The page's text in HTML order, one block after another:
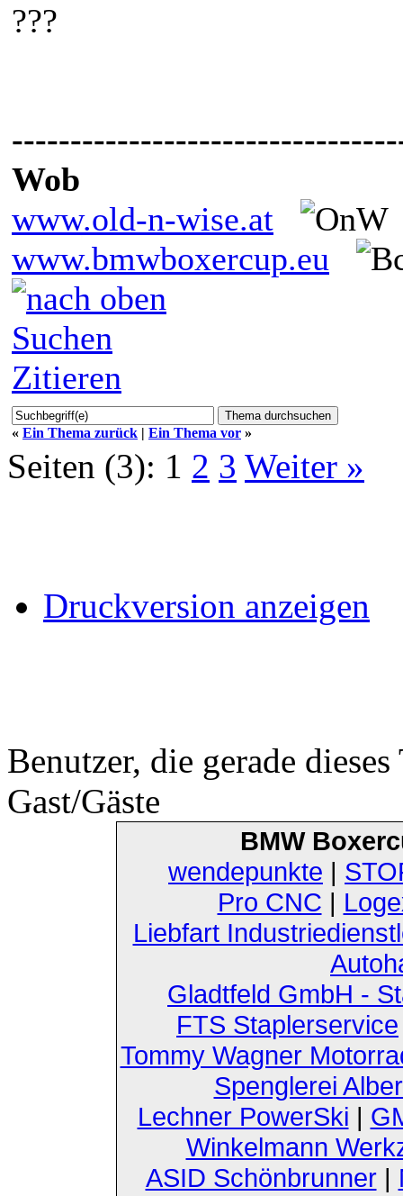
???
Wob
www.old-n-wise.at
www.bmwboxercup.eu
Suchen
Zitieren
« Ein Thema zurück | Ein Thema vor »
Seiten (3): 1 2 3 Weiter »
Druckversion anzeigen
Benutzer, die gerade
Gast/Gäste
BMW
wendepunkte |
Pro CNC |
Liebfart
Gladtfeld GmbH -
FTS Staplerservice
Tommy Wagner
Spenglerei
Lechner PowerSki |
Winkelmann
ASID Schönbrunner|